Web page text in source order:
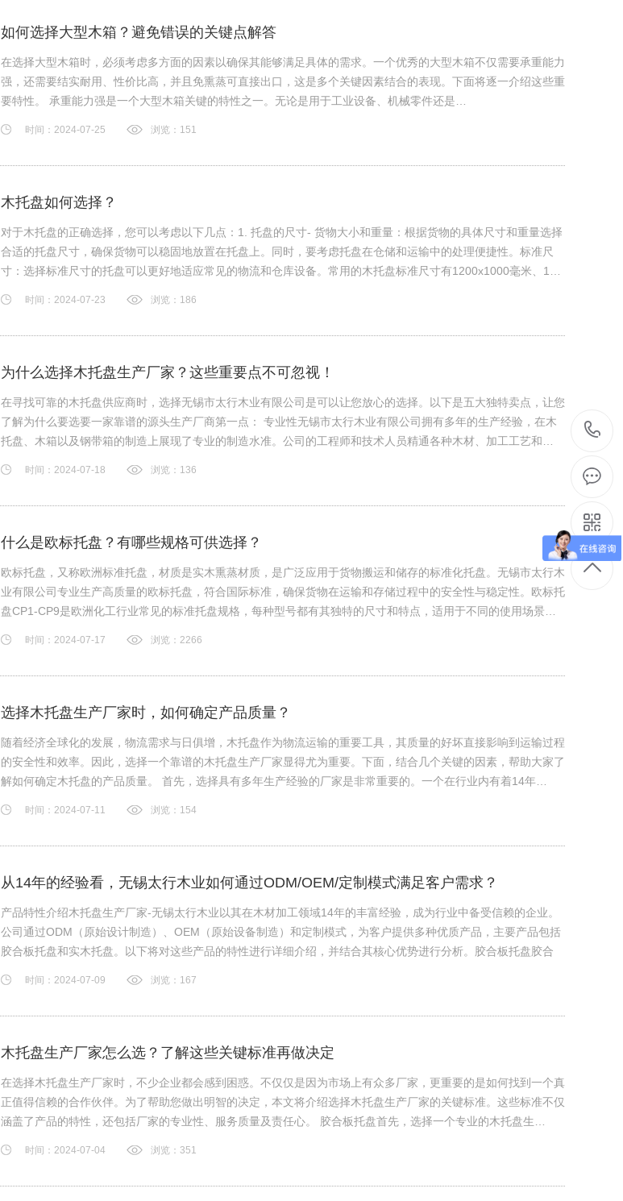
如何选择大型木箱？避免错误的关键点解答
在选择大型木箱时，必须考虑多方面的因素以确保其能够满足具体的需求。一个优秀的大型木箱不仅需要承重能力
强，还需要结实耐用、性价比高，并且免熏蒸可直接出口，这是多个关键因素结合的表现。下面将逐一介绍这些重
要特性。 承重能力强是一个大型木箱关键的特性之一。无论是用于工业设备、机械零件还是…
时间：2024-07-25 浏览：151
木托盘如何选择？
对于木托盘的正确选择，您可以考虑以下几点：1. 托盘的尺寸- 货物大小和重量：根据货物的具体尺寸和重量选择
合适的托盘尺寸，确保货物可以稳固地放置在托盘上。同时，要考虑托盘在仓储和运输中的处理便捷性。标准尺
寸：选择标准尺寸的托盘可以更好地适应常见的物流和仓库设备。常用的木托盘标准尺寸有1200x1000毫米、1…
时间：2024-07-23 浏览：186
为什么选择木托盘生产厂家？这些重要点不可忽视！
在寻找可靠的木托盘供应商时，选择无锡市太行木业有限公司是可以让您放心的选择。以下是五大独特卖点，让您
了解为什么要选要一家靠谱的源头生产厂商第一点： 专业性无锡市太行木业有限公司拥有多年的生产经验，在木
托盘、木箱以及钢带箱的制造上展现了专业的制造水准。公司的工程师和技术人员精通各种木材、加工工艺和…
时间：2024-07-18 浏览：136
什么是欧标托盘？有哪些规格可供选择？
欧标托盘，又称欧洲标准托盘，材质是实木熏蒸材质，是广泛应用于货物搬运和储存的标准化托盘。无锡市太行木
业有限公司专业生产高质量的欧标托盘，符合国际标准，确保货物在运输和存储过程中的安全性与稳定性。欧标托
盘CP1-CP9是欧洲化工行业常见的标准托盘规格，每种型号都有其独特的尺寸和特点，适用于不同的使用场景…
时间：2024-07-17 浏览：2266
选择木托盘生产厂家时，如何确定产品质量？
随着经济全球化的发展，物流需求与日俱增，木托盘作为物流运输的重要工具，其质量的好坏直接影响到运输过程
的安全性和效率。因此，选择一个靠谱的木托盘生产厂家显得尤为重要。下面，结合几个关键的因素，帮助大家了
解如何确定木托盘的产品质量。 首先，选择具有多年生产经验的厂家是非常重要的。一个在行业内有着14年…
时间：2024-07-11 浏览：154
从14年的经验看，无锡太行木业如何通过ODM/OEM/定制模式满足客户需求？
产品特性介绍木托盘生产厂家-无锡太行木业以其在木材加工领域14年的丰富经验，成为行业中备受信赖的企业。
公司通过ODM（原始设计制造）、OEM（原始设备制造）和定制模式，为客户提供多种优质产品，主要产品包括
胶合板托盘和实木托盘。以下将对这些产品的特性进行详细介绍，并结合其核心优势进行分析。胶合板托盘胶合
时间：2024-07-09 浏览：167
木托盘生产厂家怎么选？了解这些关键标准再做决定
在选择木托盘生产厂家时，不少企业都会感到困惑。不仅仅是因为市场上有众多厂家，更重要的是如何找到一个真
正值得信赖的合作伙伴。为了帮助您做出明智的决定，本文将介绍选择木托盘生产厂家的关键标准。这些标准不仅
涵盖了产品的特性，还包括厂家的专业性、服务质量及责任心。 胶合板托盘首先，选择一个专业的木托盘生…
时间：2024-07-04 浏览：351